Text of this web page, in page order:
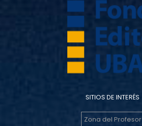
SITIOS DE INTERÉS
Zona del Profesor